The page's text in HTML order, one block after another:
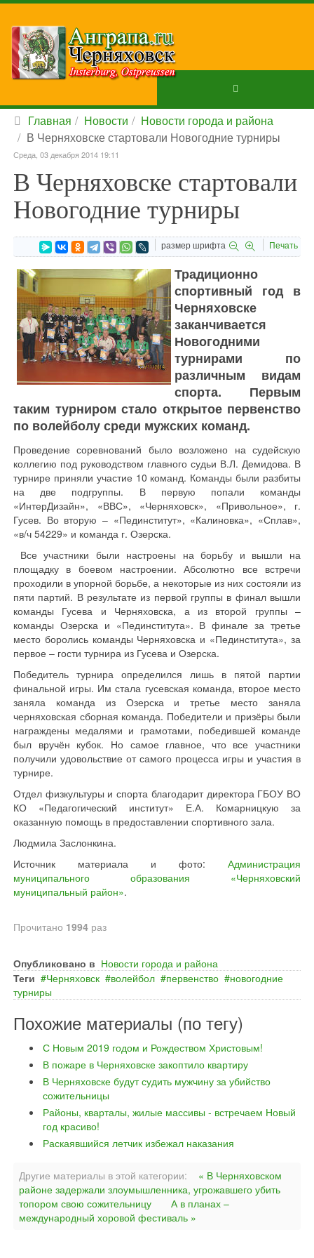
Главная Новости
Новости города и района
В Черняховске стартовали Новогодние турниры
Среда, 03 декабря 2014 19:11
В Черняховске стартовали
Новогодние турниры
размер шрифта Печать
Традиционно
спортивный год в
Черняховске
заканчивается
Новогодними
турнирами по
различным видам
спорта. Первым
таким турниром стало открытое первенство
по волейболу среди мужских команд.
Проведение соревнований было возложено на судейскую
коллегию под руководством главного судьи В.Л. Демидова. В
турнире приняли участие 10 команд. Команды были разбиты
на две подгруппы. В первую попали команды
«ИнтерДизайн», «ВВС», «Черняховск», «Привольное», г.
Гусев. Во вторую – «Пединститут», «Калиновка», «Сплав»,
«в/ч 54229» и команда г. Озерска.
Все участники были настроены на борьбу и вышли на
площадку в боевом настроении. Абсолютно все встречи
проходили в упорной борьбе, а некоторые из них состояли из
пяти партий. В результате из первой группы в финал вышли
команды Гусева и Черняховска, а из второй группы –
команды Озерска и «Пединститута». В финале за третье
место боролись команды Черняховска и «Пединститута», за
первое – гости турнира из Гусева и Озерска.
Победитель турнира определился лишь в пятой партии
финальной игры. Им стала гусевская команда, второе место
заняла команда из Озерска и третье место заняла
черняховская сборная команда. Победители и призёры были
награждены медалями и грамотами, победившей команде
был вручён кубок. Но самое главное, что все участники
получили удовольствие от самого процесса игры и участия в
турнире.
Отдел физкультуры и спорта благодарит директора ГБОУ ВО
КО «Педагогический институт» Е.А. Комарницкую за
оказанную помощь в предоставлении спортивного зала.
Людмила Заслонкина.
Источник материала и фото: Администрация
муниципального образования «Черняховский
муниципальный район».
Прочитано 1994 раз
Опубликовано в Новости города и района
Теги
Черняховск волейбол первенство
новогодние
турниры
Похожие материалы (по тегу)
С Новым 2019 годом и Рождеством Христовым!
В пожаре в Черняховске закоптило квартиру
В Черняховске будут судить мужчину за убийство
сожительницы
Районы, кварталы, жилые массивы - встречаем Новый
год красиво!
Раскаявшийся летчик избежал наказания
Другие материалы в этой категории:
« В Черняховском
районе задержали злоумышленника, угрожавшего убить
топором свою сожительницу
А в планах –
международный хоровой фестиваль »